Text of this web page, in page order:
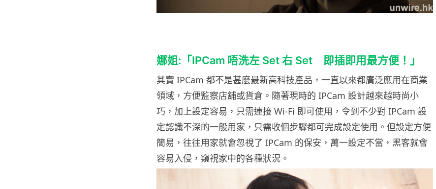
娜姐:「IPCam 唔洗左 Set 右 Set 即插即用最方便！」
其實 IPCam 都不是甚麽最新高科技產品，一直以來都廣泛應用在商業
領域，方便監察店舖或貨倉。隨著現時的 IPCam 設計越來越時尚小
巧，加上設定容易，只需連接 Wi-Fi 即可使用，令到不少對 IPCam 設
定認識不深的一般用家，只需收個步驟都可完成設定使用。但設定方便
簡易，往往用家就會忽視了 IPCam 的保安，萬一設定不當，黑客就會
容易入侵，窺視家中的各種狀況。